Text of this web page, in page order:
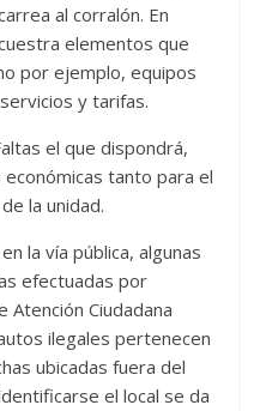
al corralón. En
elementos que
por ejemplo, equipos
y tarifas.
el que dispondrá,
tanto para el
la unidad.
la vía pública, algunas
efectuadas por
Atención Ciudadana
ilegales pertenecen
ubicadas fuera del
el local se da